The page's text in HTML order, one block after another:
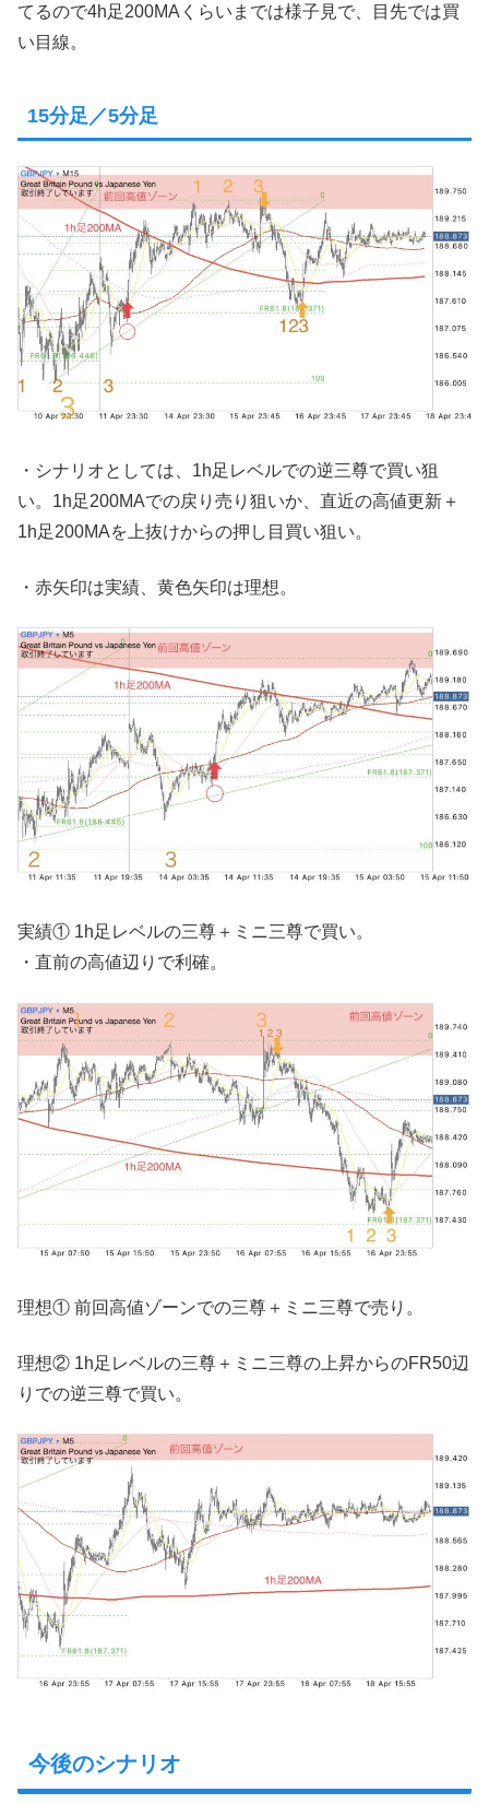
てるので4h足200MAくらいまでは様子見で、目先では買
い目線。
15分足／5分足
・シナリオとしては、1h足レベルでの逆三尊で買い狙
い。1h足200MAでの戻り売り狙いか、直近の高値更新＋
1h足200MAを上抜けからの押し目買い狙い。
・赤矢印は実績、黄色矢印は理想。
実績① 1h足レベルの三尊＋ミニ三尊で買い。
・直前の高値辺りで利確。
理想① 前回高値ゾーンでの三尊＋ミニ三尊で売り。
理想② 1h足レベルの三尊＋ミニ三尊の上昇からのFR50辺
りでの逆三尊で買い。
今後のシナリオ